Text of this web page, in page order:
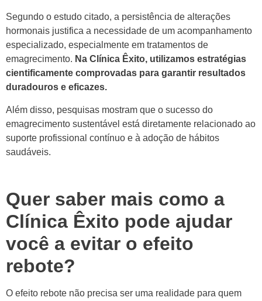
Segundo o estudo citado, a persistência de alterações
hormonais justifica a necessidade de um acompanhamento
especializado, especialmente em tratamentos de
emagrecimento. Na Clínica Êxito, utilizamos estratégias
cientificamente comprovadas para garantir resultados
duradouros e eficazes.
Além disso, pesquisas mostram que o sucesso do
emagrecimento sustentável está diretamente relacionado ao
suporte profissional contínuo e à adoção de hábitos
saudáveis.
Quer saber mais como a
Clínica Êxito pode ajudar
você a evitar o efeito
rebote?
O efeito rebote não precisa ser uma realidade para quem